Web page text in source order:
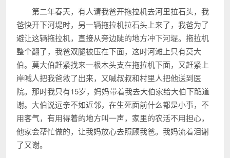
第二年春天，有人请我爸开拖拉机去河里拉石头，我
爸快开下河堤时，另一辆拖拉机拉石头上来了，我爸为了
避让这辆拖拉机，直接从旁边陡的地方冲下河堤。拖拉机
整个翻了，我爸双腿被压在下面，这时河滩上只有莫大
伯。莫大伯赶紧找来一根木头支在拖拉机下面，又赶紧上
岸喊人把我爸救了出来，又喊叔叔和村里人把他送到医
院。那时我只有15岁，妈妈带着我去大伯家给大伯下跪道
谢。大伯说远亲不如近邻，在生死面前什么都是小事，不
用客气，有用得着的地方叫一声，家里的农活不用担心，
他家会帮忙做的，让我妈放心去照顾我爸。我妈流着泪谢
了又谢。